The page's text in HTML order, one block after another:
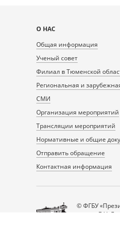
Карта
сайта
О НАС
Общая информация
Ученый совет
Филиал в Тюменской
Региональная и
СМИ
Организация мероприятий
Трансляции мероприятий
Нормативные и общие
Отправить обращение
Контактная информация
© ФГБУ
имени Б.Н.